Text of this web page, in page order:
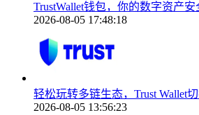
TrustWallet钱包，你的数字资产
2026-08-05 17:48:18
轻松玩转多链生态，Trust Wallet
2026-08-05 13:56:23